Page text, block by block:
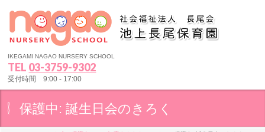
IKEGAMI NAGAO NURSERY SCHOOL
TEL 03-3759-9302
受付時間 9:00 - 17:00
保護中: 誕生日会のきろく